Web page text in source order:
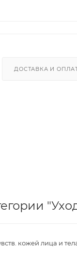
ДОСТАВКА И
кожей лица и